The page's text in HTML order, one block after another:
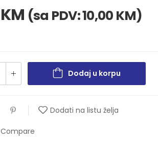
KM (sa PDV:10,00 KM)
Dodaj u korpu
Dodati na listu želja
Compare